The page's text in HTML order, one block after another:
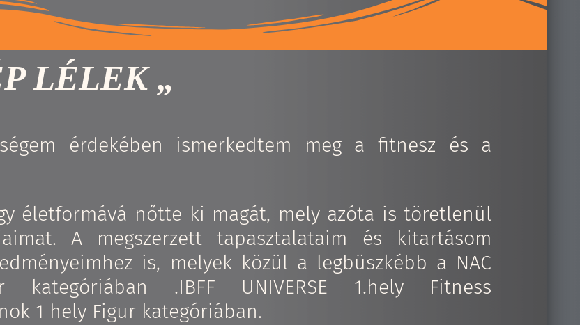
LÉLEK „
érdekében ismerkedtem meg a fitnesz és a
életformává nőtte ki magát, mely azóta is töretlenül
A megszerzett tapasztalataim és kitartásom
is, melyek közül a legbüszkébb a NAC
kategóriában .IBFF UNIVERSE 1.hely Fitness
1 hely Figur kategóriában.